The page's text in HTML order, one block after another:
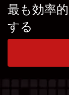
最も効率
する